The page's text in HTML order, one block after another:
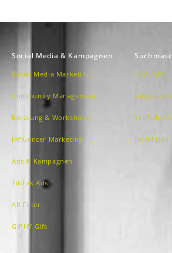
Social Media & Kampagnen
Social Media Marketing
Community Management
Beratung & Workshops
Influencer Marketing
Ads & Kampagnen
TikTok Ads
AR Filter
GIPHY Gifs
SEM /SEA
Google Ads
YouTube
Strategien